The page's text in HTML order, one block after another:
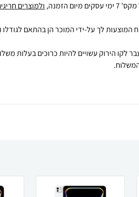
הזמנה,
ולמוצרים
המוצעות לך על-ידי המוכר הן בהתאם לגודלו
לקו הירוק עשויים להיות כרוכים בעלות